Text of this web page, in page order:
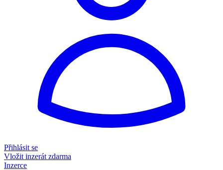
Přihlásit se
Vložit inzerát zdarma
Inzerce